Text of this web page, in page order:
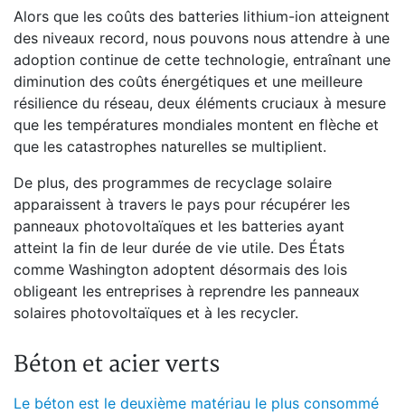
Alors que les coûts des batteries lithium-ion atteignent
des niveaux record, nous pouvons nous attendre à une
adoption continue de cette technologie, entraînant une
diminution des coûts énergétiques et une meilleure
résilience du réseau, deux éléments cruciaux à mesure
que les températures mondiales montent en flèche et
que les catastrophes naturelles se multiplient.
De plus, des programmes de recyclage solaire
apparaissent à travers le pays pour récupérer les
panneaux photovoltaïques et les batteries ayant
atteint la fin de leur durée de vie utile. Des États
comme Washington adoptent désormais des lois
obligeant les entreprises à reprendre les panneaux
solaires photovoltaïques et à les recycler.
Béton et acier verts
Le béton est le deuxième matériau le plus consommé